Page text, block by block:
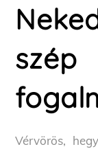
Vérvörös,